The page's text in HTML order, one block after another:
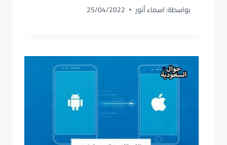
بواسطة:اسماء أنور 25/04/2022